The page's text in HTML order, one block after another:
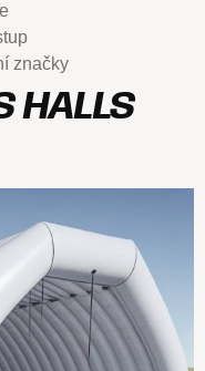
značky
HALLS